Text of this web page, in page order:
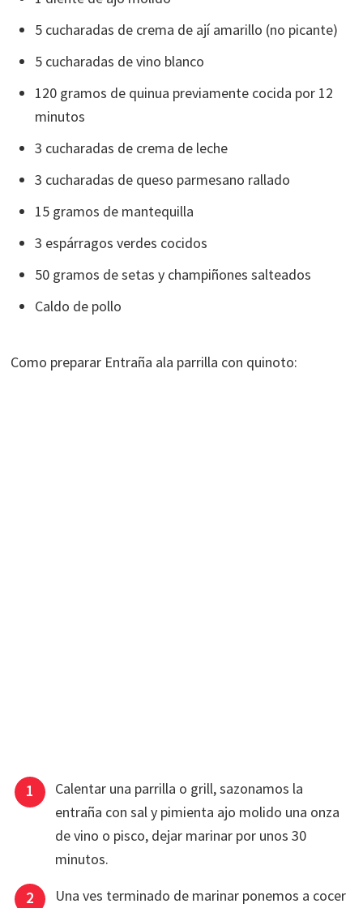
5 cucharadas de crema de ají amarillo (no picante)
5 cucharadas de vino blanco
120 gramos de quinua previamente cocida por 12
minutos
3 cucharadas de crema de leche
3 cucharadas de queso parmesano rallado
15 gramos de mantequilla
3 espárragos verdes cocidos
50 gramos de setas y champiñones salteados
Caldo de pollo
Como preparar Entraña ala parrilla con quinoto:
Calentar una parrilla o grill, sazonamos la
entraña con sal y pimienta ajo molido una onza
de vino o pisco, dejar marinar por unos 30
minutos.
Una ves terminado de marinar ponemos a cocer